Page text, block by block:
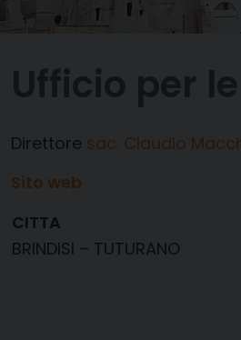
Direttore sac. Claudio
Sito web
CITTA
BRINDISI – TUTURANO